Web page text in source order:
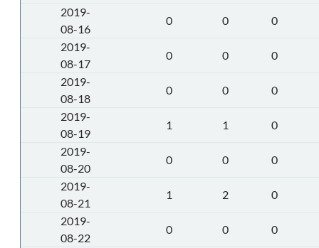
2019-
08-16
0 0
0
2019-
08-17
0 0
0
2019-
08-18
0 0
0
2019-
08-19
1 1
0
2019-
08-20
0 0
0
2019-
08-21
1 2
0
2019-
08-22
0 0
0